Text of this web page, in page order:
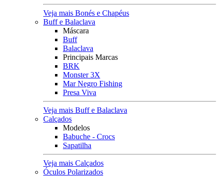
Veja mais Bonés e Chapéus
Buff e Balaclava
Máscara
Buff
Balaclava
Principais Marcas
BRK
Monster 3X
Mar Negro Fishing
Presa Viva
Veja mais Buff e Balaclava
Calçados
Modelos
Babuche - Crocs
Sapatilha
Veja mais Calçados
Óculos Polarizados